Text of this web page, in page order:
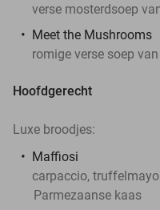
verse mosterdsoep
Meet the Mushrooms
romige verse soep
Hoofdgerecht
Luxe broodjes:
Maffiosi
carpaccio,
Parmezaanse kaas